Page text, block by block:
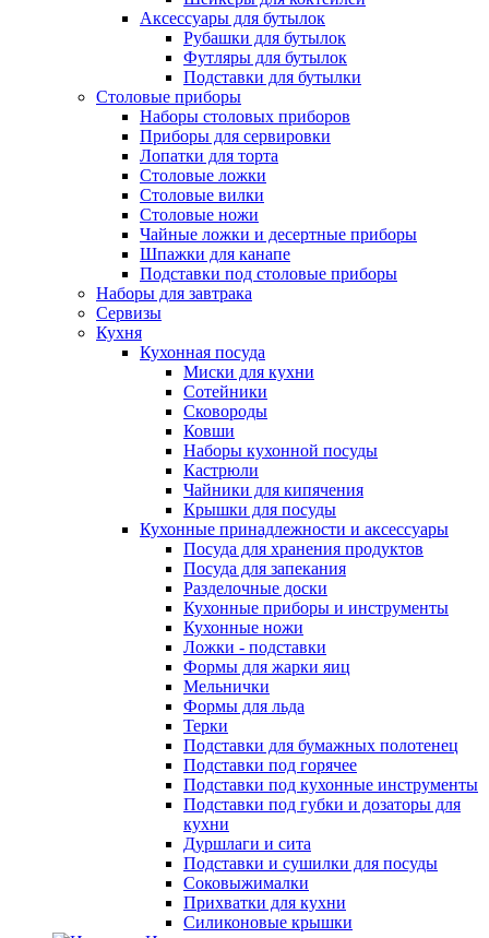
Аксессуары для бутылок
Рубашки для бутылок
Футляры для бутылок
Подставки для бутылки
Столовые приборы
Наборы столовых приборов
Приборы для сервировки
Лопатки для торта
Столовые ложки
Столовые вилки
Столовые ножи
Чайные ложки и десертные приборы
Шпажки для канапе
Подставки под столовые приборы
Наборы для завтрака
Сервизы
Кухня
Кухонная посуда
Миски для кухни
Сотейники
Сковороды
Ковши
Наборы кухонной посуды
Кастрюли
Чайники для кипячения
Крышки для посуды
Кухонные принадлежности и аксессуары
Посуда для хранения продуктов
Посуда для запекания
Разделочные доски
Кухонные приборы и инструменты
Кухонные ножи
Ложки - подставки
Формы для жарки яиц
Мельнички
Формы для льда
Терки
Подставки для бумажных полотенец
Подставки под горячее
Подставки под кухонные инструменты
Подставки под губки и дозаторы для
кухни
Дуршлаги и сита
Подставки и сушилки для посуды
Соковыжималки
Прихватки для кухни
Силиконовые крышки